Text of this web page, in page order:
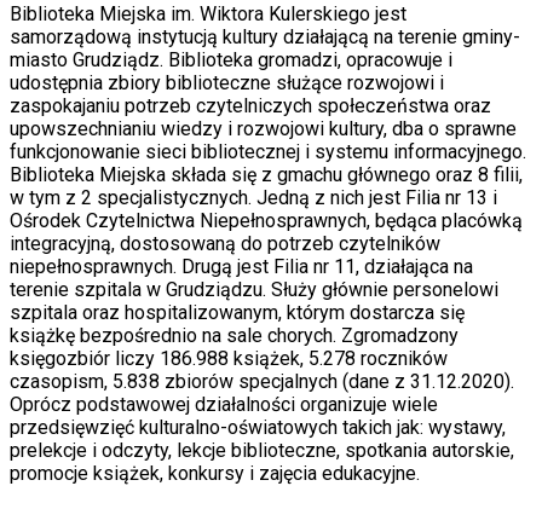
Biblioteka Miejska im. Wiktora Kulerskiego jest
samorządową instytucją kultury działającą na terenie gminy-
miasto Grudziądz. Biblioteka gromadzi, opracowuje i
udostępnia zbiory biblioteczne służące rozwojowi i
zaspokajaniu potrzeb czytelniczych społeczeństwa oraz
upowszechnianiu wiedzy i rozwojowi kultury, dba o sprawne
funkcjonowanie sieci bibliotecznej i systemu informacyjnego.
Biblioteka Miejska składa się z gmachu głównego oraz 8 filii,
w tym z 2 specjalistycznych. Jedną z nich jest Filia nr 13 i
Ośrodek Czytelnictwa Niepełnosprawnych, będąca placówką
integracyjną, dostosowaną do potrzeb czytelników
niepełnosprawnych. Drugą jest Filia nr 11, działająca na
terenie szpitala w Grudziądzu. Służy głównie personelowi
szpitala oraz hospitalizowanym, którym dostarcza się
książkę bezpośrednio na sale chorych. Zgromadzony
księgozbiór liczy 186.988 książek, 5.278 roczników
czasopism, 5.838 zbiorów specjalnych (dane z 31.12.2020).
Oprócz podstawowej działalności organizuje wiele
przedsięwzięć kulturalno-oświatowych takich jak: wystawy,
prelekcje i odczyty, lekcje biblioteczne, spotkania autorskie,
promocje książek, konkursy i zajęcia edukacyjne.